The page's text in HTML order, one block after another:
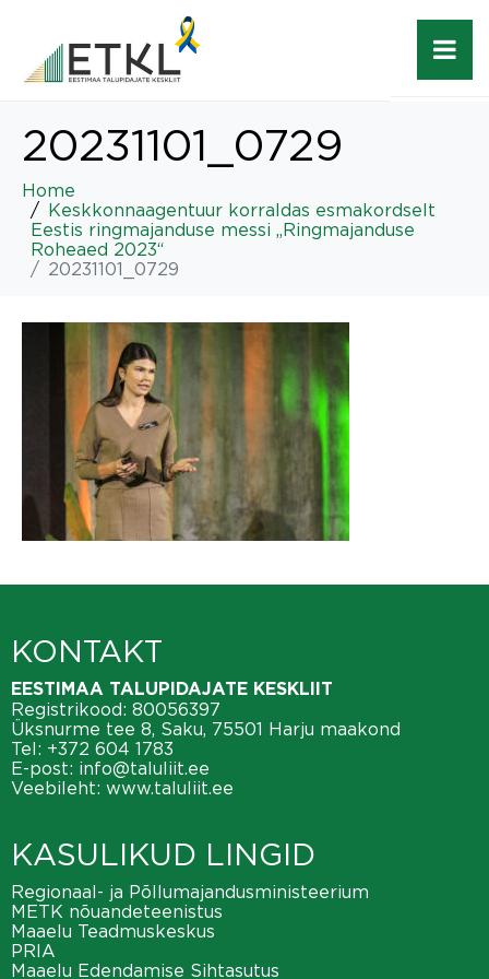
20231101_0729
Home
Keskkonnaagentuur korraldas esmakordselt
Eestis ringmajanduse messi „Ringmajanduse
Roheaed 2023“
20231101_0729
KONTAKT
EESTIMAA TALUPIDAJATE KESKLIIT
Registrikood: 80056397
Üksnurme tee 8, Saku, 75501 Harju maakond
Tel: +372 604 1783
E-post: info@taluliit.ee
Veebileht: www.taluliit.ee
KASULIKUD LINGID
Regionaal- ja Põllumajandusministeerium
METK nõuandeteenistus
Maaelu Teadmuskeskus
PRIA
Maaelu Edendamise Sihtasutus